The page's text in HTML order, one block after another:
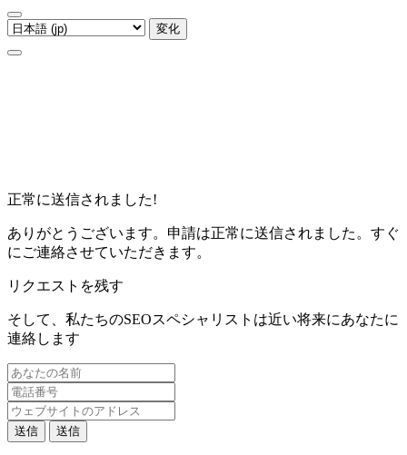
変化
正常に送信されました!
ありがとうございます。申請は正常に送信されました。すぐ
にご連絡させていただきます。
リクエストを残す
そして、私たちのSEOスペシャリストは近い将来にあなたに
連絡します
送信 送信